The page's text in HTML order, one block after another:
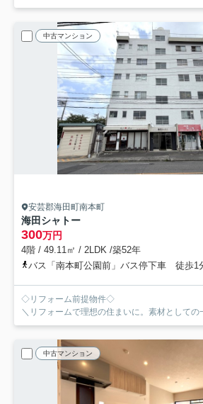
中古マンション
安芸郡海田町南本町
海田シャトー
300万円
4階 / 49.11㎡ / 2LDK /築52年
バス「南本町公園前」バス停下車 徒歩1
◇リフォーム前提物件◇
＼リフォームで理想の住まいに。素材としての
中古マンション